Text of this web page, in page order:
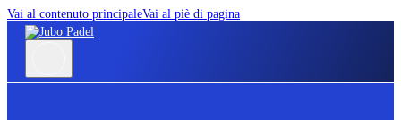
Vai al contenuto principaleVai al piè di pagina